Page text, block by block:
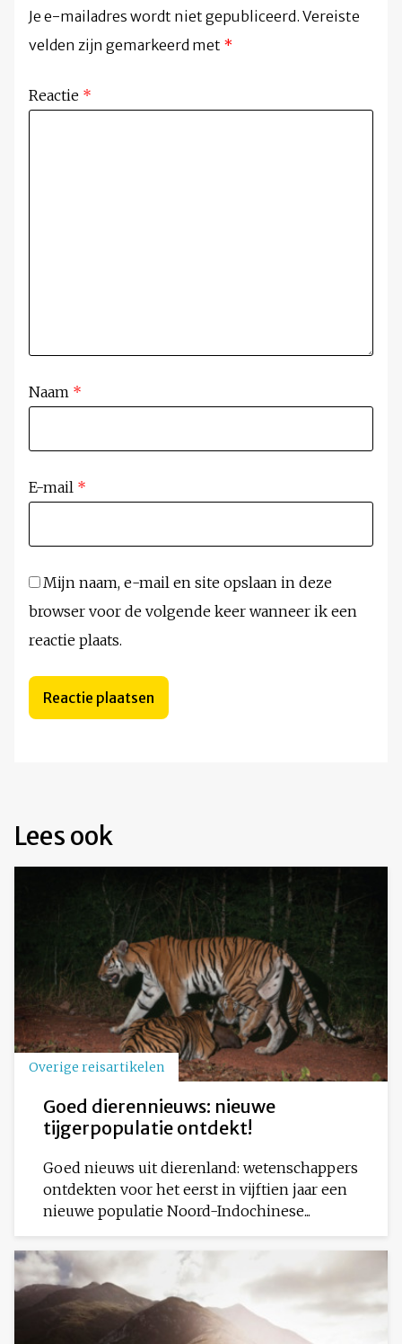
Je e-mailadres wordt niet gepubliceerd. Vereiste
velden zijn gemarkeerd met *
Reactie *
Naam *
E-mail *
Mijn naam, e-mail en site opslaan in deze
browser voor de volgende keer wanneer ik een
reactie plaats.
Lees ook
Overige reisartikelen
Goed dierennieuws: nieuwe
tijgerpopulatie ontdekt!
Goed nieuws uit dierenland: wetenschappers
ontdekten voor het eerst in vijftien jaar een
nieuwe populatie Noord-Indochinese...